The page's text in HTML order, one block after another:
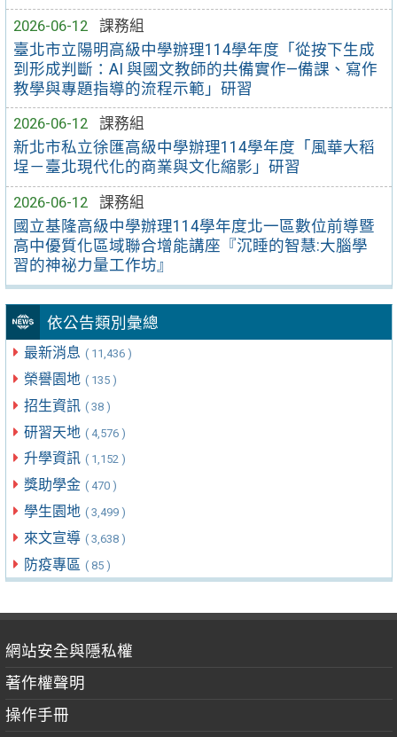
2026-06-12
課務組
臺北市立陽明高級中學辦理114學年度「從按下生成
到形成判斷：AI 與國文教師的共備實作—備課、寫作
教學與專題指導的流程示範」研習
2026-06-12
課務組
新北市私立徐匯高級中學辦理114學年度「風華大稻
埕－臺北現代化的商業與文化縮影」研習
2026-06-12
課務組
國立基隆高級中學辦理114學年度北一區數位前導暨
高中優質化區域聯合增能講座『沉睡的智慧:大腦學
習的神祕力量工作坊』
依公告類別彙總
最新消息 ( 11,436 )
榮譽園地 ( 135 )
招生資訊 ( 38 )
研習天地 ( 4,576 )
升學資訊 ( 1,152 )
獎助學金 ( 470 )
學生園地 ( 3,499 )
來文宣導 ( 3,638 )
防疫專區 ( 85 )
網站安全與隱私權
著作權聲明
操作手冊